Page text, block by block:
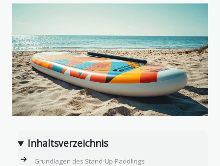
Inhaltsverzeichnis
Grundlagen des Stand-Up-Paddlings